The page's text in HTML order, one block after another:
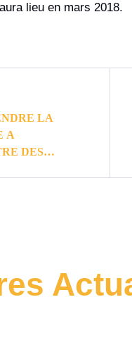
lieu en mars 2018.
LA
A
DES